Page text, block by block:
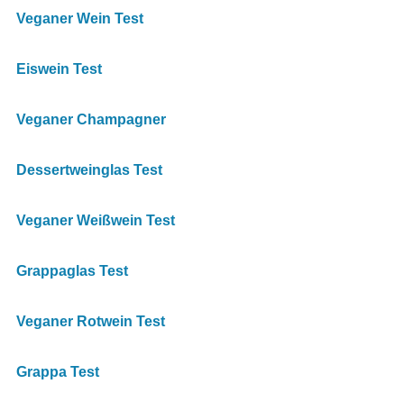
Veganer Wein Test
Eiswein Test
Veganer Champagner
Dessertweinglas Test
Veganer Weißwein Test
Grappaglas Test
Veganer Rotwein Test
Grappa Test